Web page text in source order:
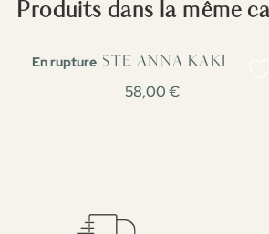
Produits dans la même
VESTE ANNA KAKI
58,00 €
En rupture